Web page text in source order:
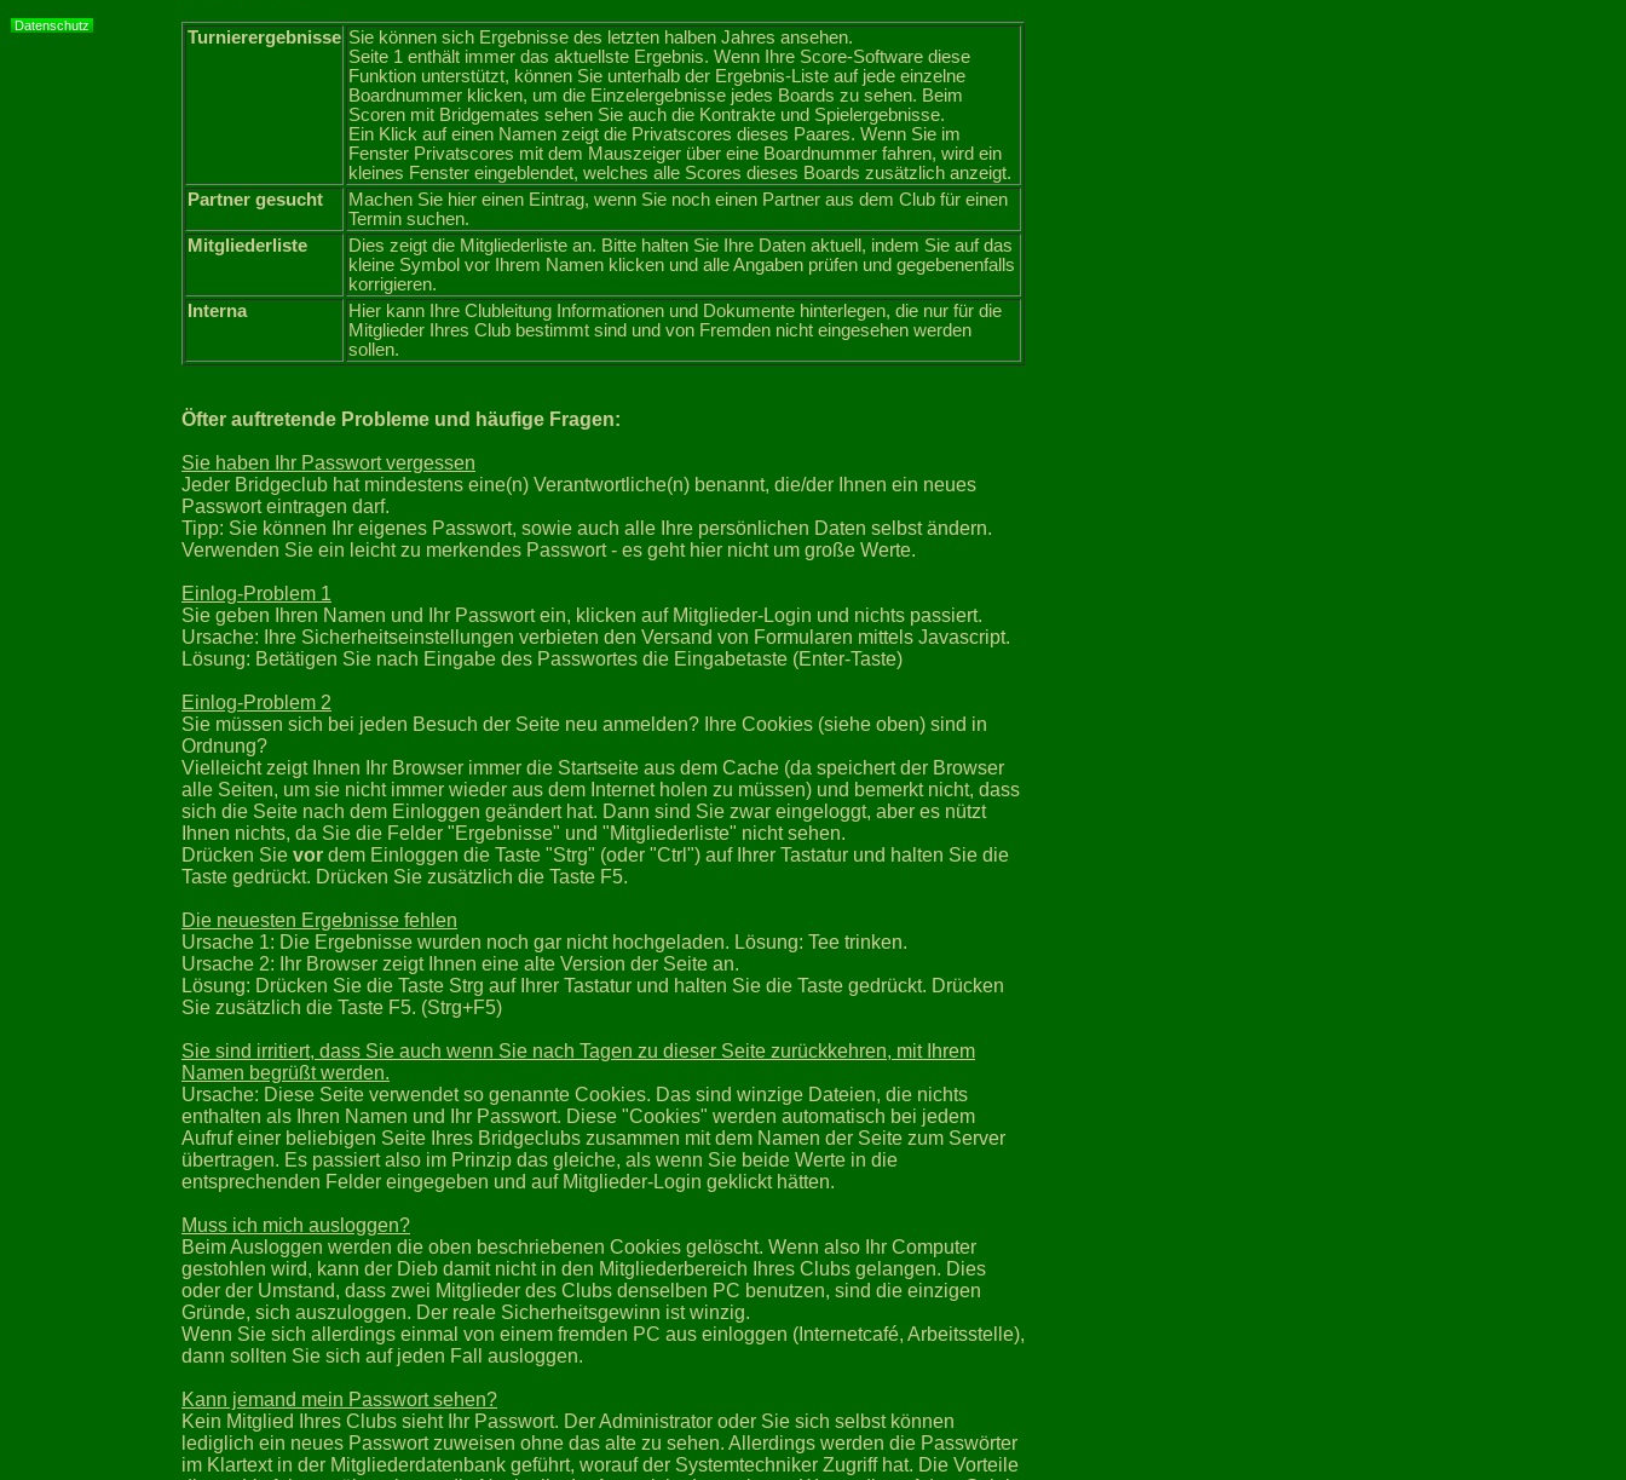
Datenschutz
Turnierergebnisse Sie können sich Ergebnisse des letzten halben Jahres ansehen.
Seite 1 enthält immer das aktuellste Ergebnis. Wenn Ihre Score-Software diese
Funktion unterstützt, können Sie unterhalb der Ergebnis-Liste auf jede einzelne
Boardnummer klicken, um die Einzelergebnisse jedes Boards zu sehen. Beim
Scoren mit Bridgemates sehen Sie auch die Kontrakte und Spielergebnisse.
Ein Klick auf einen Namen zeigt die Privatscores dieses Paares. Wenn Sie im
Fenster Privatscores mit dem Mauszeiger über eine Boardnummer fahren, wird ein
kleines Fenster eingeblendet, welches alle Scores dieses Boards zusätzlich anzeigt.
Partner gesucht
Machen Sie hier einen Eintrag, wenn Sie noch einen Partner aus dem Club für einen
Termin suchen.
Mitgliederliste
Dies zeigt die Mitgliederliste an. Bitte halten Sie Ihre Daten aktuell, indem Sie auf das
kleine Symbol vor Ihrem Namen klicken und alle Angaben prüfen und gegebenenfalls
korrigieren.
Interna
Hier kann Ihre Clubleitung Informationen und Dokumente hinterlegen, die nur für die
Mitglieder Ihres Club bestimmt sind und von Fremden nicht eingesehen werden
sollen.
Öfter auftretende Probleme und häufige Fragen:
Sie haben Ihr Passwort vergessen
Jeder Bridgeclub hat mindestens eine(n) Verantwortliche(n) benannt, die/der Ihnen ein neues
Passwort eintragen darf.
Tipp: Sie können Ihr eigenes Passwort, sowie auch alle Ihre persönlichen Daten selbst ändern.
Verwenden Sie ein leicht zu merkendes Passwort - es geht hier nicht um große Werte.
Einlog-Problem 1
Sie geben Ihren Namen und Ihr Passwort ein, klicken auf Mitglieder-Login und nichts passiert.
Ursache: Ihre Sicherheitseinstellungen verbieten den Versand von Formularen mittels Javascript.
Lösung: Betätigen Sie nach Eingabe des Passwortes die Eingabetaste (Enter-Taste)
Einlog-Problem 2
Sie müssen sich bei jeden Besuch der Seite neu anmelden? Ihre Cookies (siehe oben) sind in
Ordnung?
Vielleicht zeigt Ihnen Ihr Browser immer die Startseite aus dem Cache (da speichert der Browser
alle Seiten, um sie nicht immer wieder aus dem Internet holen zu müssen) und bemerkt nicht, dass
sich die Seite nach dem Einloggen geändert hat. Dann sind Sie zwar eingeloggt, aber es nützt
Ihnen nichts, da Sie die Felder "Ergebnisse" und "Mitgliederliste" nicht sehen.
Drücken Sie vor dem Einloggen die Taste "Strg" (oder "Ctrl") auf Ihrer Tastatur und halten Sie die
Taste gedrückt. Drücken Sie zusätzlich die Taste F5.
Die neuesten Ergebnisse fehlen
Ursache 1: Die Ergebnisse wurden noch gar nicht hochgeladen. Lösung: Tee trinken.
Ursache 2: Ihr Browser zeigt Ihnen eine alte Version der Seite an.
Lösung: Drücken Sie die Taste Strg auf Ihrer Tastatur und halten Sie die Taste gedrückt. Drücken
Sie zusätzlich die Taste F5. (Strg+F5)
Sie sind irritiert, dass Sie auch wenn Sie nach Tagen zu dieser Seite zurückkehren, mit Ihrem
Namen begrüßt werden.
Ursache: Diese Seite verwendet so genannte Cookies. Das sind winzige Dateien, die nichts
enthalten als Ihren Namen und Ihr Passwort. Diese "Cookies" werden automatisch bei jedem
Aufruf einer beliebigen Seite Ihres Bridgeclubs zusammen mit dem Namen der Seite zum Server
übertragen. Es passiert also im Prinzip das gleiche, als wenn Sie beide Werte in die
entsprechenden Felder eingegeben und auf Mitglieder-Login geklickt hätten.
Muss ich mich ausloggen?
Beim Ausloggen werden die oben beschriebenen Cookies gelöscht. Wenn also Ihr Computer
gestohlen wird, kann der Dieb damit nicht in den Mitgliederbereich Ihres Clubs gelangen. Dies
oder der Umstand, dass zwei Mitglieder des Clubs denselben PC benutzen, sind die einzigen
Gründe, sich auszuloggen. Der reale Sicherheitsgewinn ist winzig.
Wenn Sie sich allerdings einmal von einem fremden PC aus einloggen (Internetcafé, Arbeitsstelle),
dann sollten Sie sich auf jeden Fall ausloggen.
Kann jemand mein Passwort sehen?
Kein Mitglied Ihres Clubs sieht Ihr Passwort. Der Administrator oder Sie sich selbst können
lediglich ein neues Passwort zuweisen ohne das alte zu sehen. Allerdings werden die Passwörter
im Klartext in der Mitgliederdatenbank geführt, worauf der Systemtechniker Zugriff hat. Die Vorteile